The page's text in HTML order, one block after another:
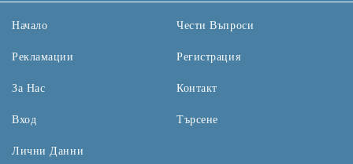
Начало
Рекламации
За Нас
Вход
Чести Въпроси
Регистрация
Контакт
Търсене
Лични Данни